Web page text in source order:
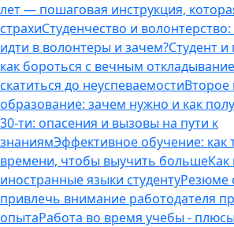
лет — пошаговая инструкция,
страхиСтуденчество и
идти в волонтеры и зачем?Студент
как бороться с вечным
скатиться до неуспеваемости
образование: зачем нужно и как
30-ти: опасения и вызовы на пути к
знаниямЭффективное обучение:
времени, чтобы выучить большеКак
иностранные языки студентуРезюме
привлечь внимание работодателя
опытаРабота во время учебы -